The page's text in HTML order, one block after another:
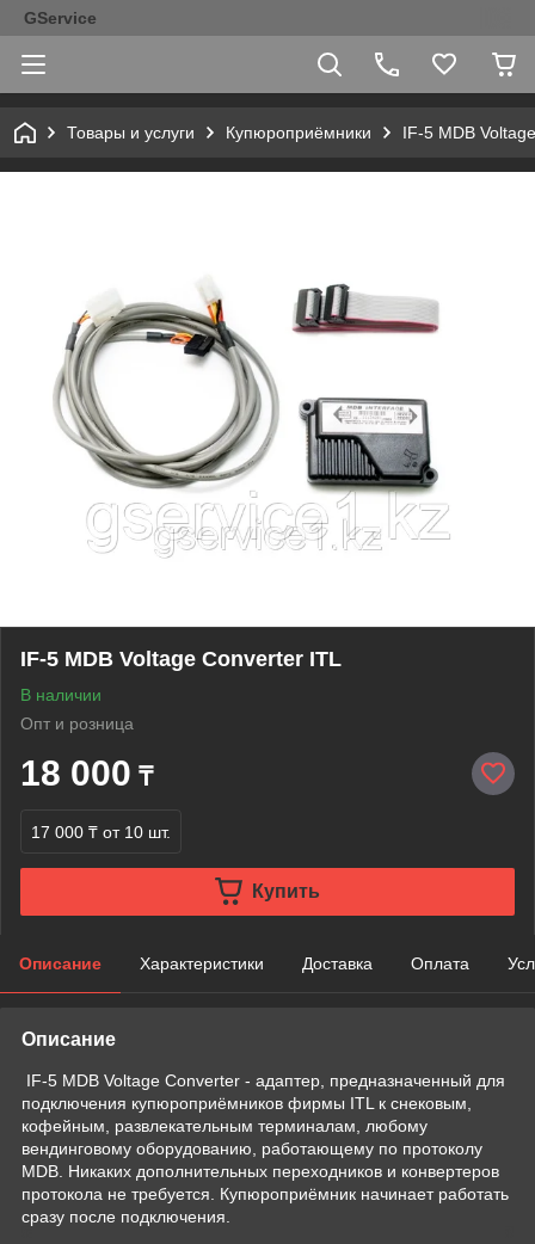
GService
Товары и услуги Купюроприёмники IF-5 MDB
IF-5 MDB Voltage Converter ITL
В наличии
Опт и розница
18 000 ₸
17 000 ₸ от 10 шт.
Купить
Описание Характеристики Доставка Оплата
Описание
IF-5 MDB Voltage Converter - адаптер, предназначенный для
подключения купюроприёмников фирмы ITL к снековым,
кофейным, развлекательным терминалам, любому
вендинговому оборудованию, работающему по протоколу
MDB. Никаких дополнительных переходников и конвертеров
протокола не требуется. Купюроприёмник начинает работать
сразу после подключения.